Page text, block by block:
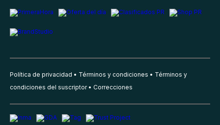
Política de privacidad Términos y condiciones
Términos y
condiciones del suscriptor
Correcciones